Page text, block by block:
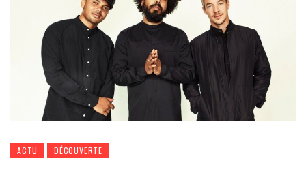
ACTU DÉCOUVERTE